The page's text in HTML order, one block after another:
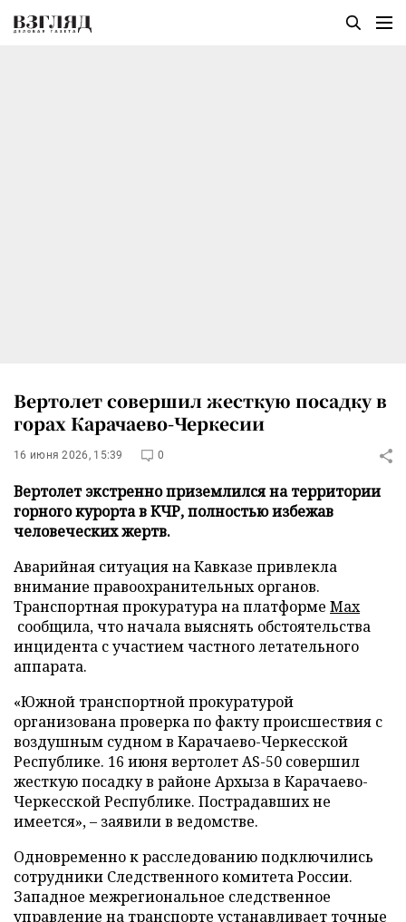
Вертолет совершил жесткую посадку в
горах Карачаево-Черкесии
16 июня 2026, 15:39 0
Вертолет экстренно приземлился на территории
горного курорта в КЧР, полностью избежав
человеческих жертв.
Аварийная ситуация на Кавказе привлекла
внимание правоохранительных органов.
Транспортная прокуратура на платформе Max
сообщила, что начала выяснять обстоятельства
инцидента с участием частного летательного
аппарата.
«Южной транспортной прокуратурой
организована проверка по факту происшествия с
воздушным судном в Карачаево-Черкесской
Республике. 16 июня вертолет AS-50 совершил
жесткую посадку в районе Архыза в Карачаево-
Черкесской Республике. Пострадавших не
имеется», – заявили в ведомстве.
Одновременно к расследованию подключились
сотрудники Следственного комитета России.
Западное межрегиональное следственное
управление на транспорте устанавливает точные